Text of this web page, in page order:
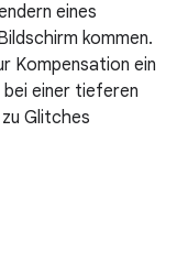
eines
kommen.
Kompensation ein
einer tieferen
Glitches